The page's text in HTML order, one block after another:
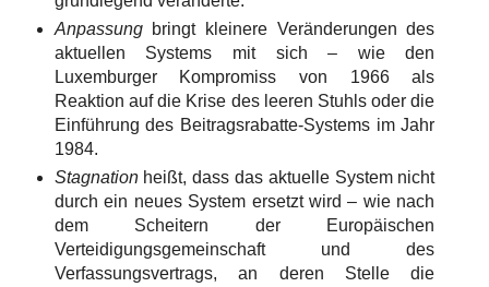
Anpassungbringt kleinere Veränderungen des
aktuellen Systems mit sich – wie den
Luxemburger Kompromiss von 1966 als
Reaktion auf die Krise des leeren Stuhls oder die
Einführung des Beitragsrabatte-Systems im Jahr
1984.
Stagnationheißt, dass das aktuelle System nicht
durch ein neues System ersetzt wird – wie nach
dem Scheitern der Europäischen
Verteidigungsgemeinschaft und des
Verfassungsvertrags, an deren Stelle die